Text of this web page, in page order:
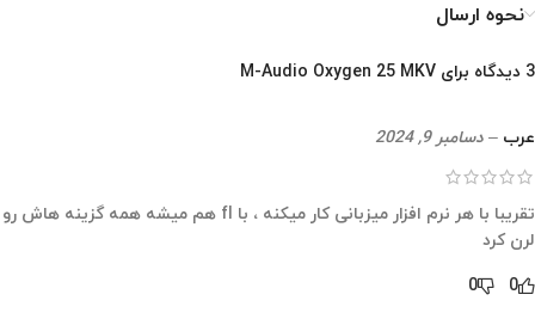
نحوه ارسال
3 دیدگاه برای M-Audio Oxygen 25 MKV
عرب – دسامبر 9, 2024
تقریبا با هر نرم افزار میزبانی کار میکنه ، با fl هم میشه همه گزینه هاش رو
لرن کرد
0
0